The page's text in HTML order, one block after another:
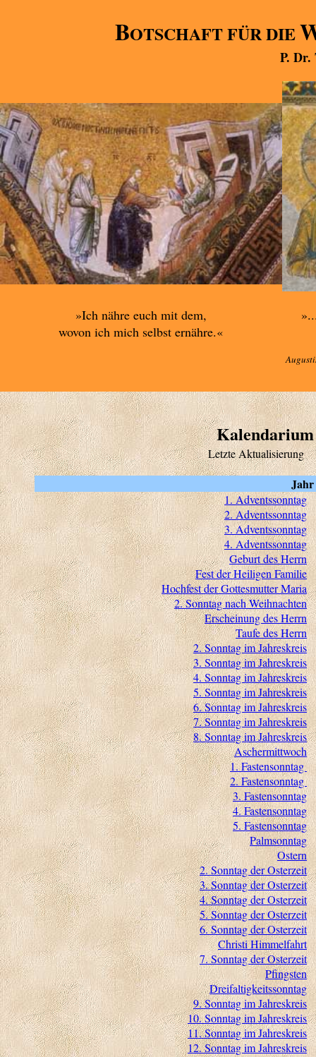
BOTSCHAFT FÜR DIE
P. Dr.
»Ich nähre euch mit dem,
wovon ich mich selbst ernähre.«
Kalendarium
Letzte Aktualisierung
Jahr
1. Adventssonntag
2. Adventssonntag
3. Adventssonntag
4. Adventssonntag
Geburt des Herrn
Fest der Heiligen Familie
Hochfest der Gottesmutter Maria
2. Sonntag nach Weihnachten
Erscheinung des Herrn
Taufe des Herrn
2. Sonntag im Jahreskreis
3. Sonntag im Jahreskreis
4. Sonntag im Jahreskreis
5. Sonntag im Jahreskreis
6. Sonntag im Jahreskreis
7. Sonntag im Jahreskreis
8. Sonntag im Jahreskreis
Aschermittwoch
1. Fastensonntag
2. Fastensonntag
3. Fastensonntag
4. Fastensonntag
5. Fastensonntag
Palmsonntag
Ostern
2. Sonntag der Osterzeit
3. Sonntag der Osterzeit
4. Sonntag der Osterzeit
5. Sonntag der Osterzeit
6. Sonntag der Osterzeit
Christi Himmelfahrt
7. Sonntag der Osterzeit
Pfingsten
Dreifaltigkeitssonntag
9. Sonntag im Jahreskreis
10. Sonntag im Jahreskreis
11. Sonntag im Jahreskreis
12. Sonntag im Jahreskreis